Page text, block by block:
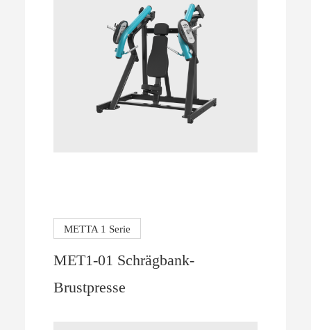
METTA 1 Serie
MET1-01 Schrägbank-
Brustpresse